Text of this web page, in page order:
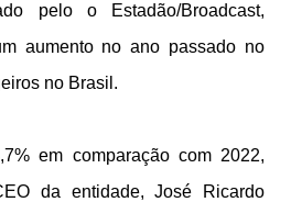
pelo o Estadão/Broadcast,
aumento no ano passado no
no Brasil.
em comparação com 2022,
da entidade, José Ricardo